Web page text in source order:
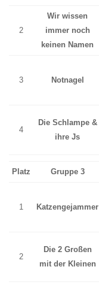
2
Wir wissen
immer noch
keinen Namen
3 Notnagel
4
Die Schlampe &
ihre Js
Platz Gruppe 3
1 Katzengejammer
2
Die 2 Großen
mit der Kleinen